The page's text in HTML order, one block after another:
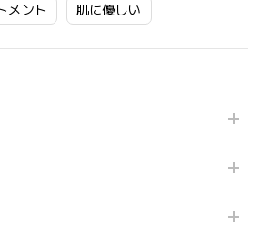
メント 肌に優しい